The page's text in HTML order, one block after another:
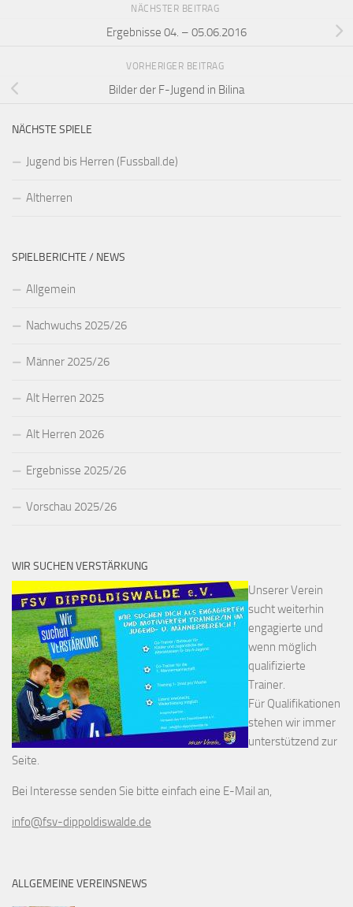
NÄCHSTER BEITRAG
Ergebnisse 04. – 05.06.2016
VORHERIGER BEITRAG
Bilder der F-Jugend in Bilina
NÄCHSTE SPIELE
Jugend bis Herren (Fussball.de)
Altherren
SPIELBERICHTE / NEWS
Allgemein
Nachwuchs 2025/26
Männer 2025/26
Alt Herren 2025
Alt Herren 2026
Ergebnisse 2025/26
Vorschau 2025/26
WIR SUCHEN VERSTÄRKUNG
Unserer Verein
sucht weiterhin
engagierte und
wenn möglich
qualifizierte
Trainer.
Für Qualifikationen
stehen wir immer
unterstützend zur
Seite.
Bei Interesse senden Sie bitte einfach eine E-Mail an,
info@fsv-dippoldiswalde.de
ALLGEMEINE VEREINSNEWS